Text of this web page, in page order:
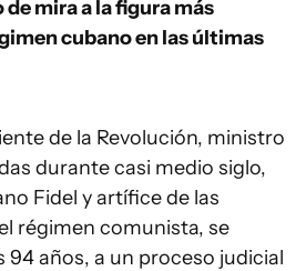
mira a la figura más
cubano en las últimas
de la Revolución, ministro
durante casi medio siglo,
Fidel y artífice de las
régimen comunista, se
94 años, a un proceso judicial